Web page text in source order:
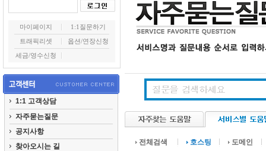
마이페이지
1:1질문하기
트래픽리셋
옵션/연장신청
세금/영수신청
1:1 고객상담
자주묻는질문
공지사항
찾아오시는 길
전체검색 호스팅 도메인